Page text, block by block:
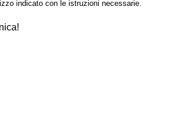
indicato con le istruzioni necessarie.